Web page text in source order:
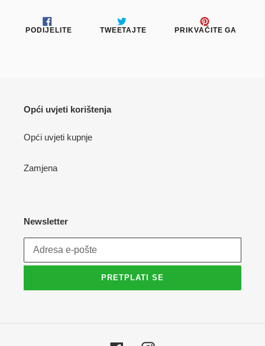
PODIJELITEPODIJELITETWEETAJTE TWEETAJTEPRIKVAČITE GA
Opći uvjeti korištenja
Opći uvjeti kupnje
Zamjena
Newsletter
PRETPLATI SE